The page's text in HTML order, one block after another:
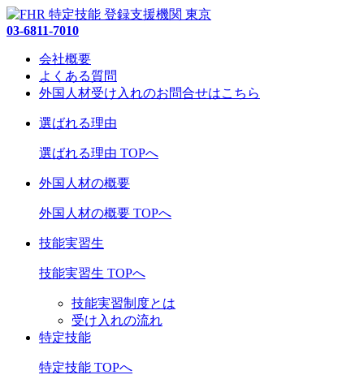
03-6811-7010
会社概要
よくある質問
外国人材受け入れのお問合せはこちら
選ばれる理由
選ばれる理由 TOPへ
外国人材の概要
外国人材の概要 TOPへ
技能実習生
技能実習生 TOPへ
技能実習制度とは
受け入れの流れ
特定技能
特定技能 TOPへ